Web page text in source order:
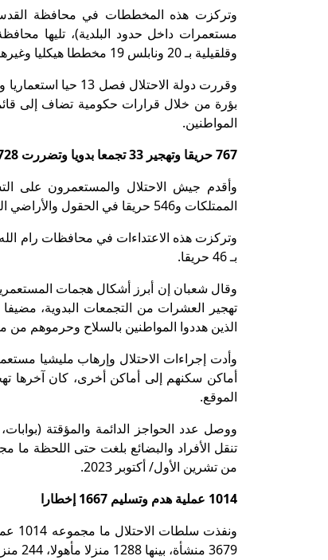
وقلقيلية بـ 20 ونابلس 19 مخططا هيكليا وغيرها.
المواطنين.
767 حريقا وتهجير 33 تجمعا بدويا وتضررت 48728 شجرة
الممتلكات و546 حريقا في الحقول والأراضي الزراعية.
بـ 46 حريقا.
وقال شعبان إن أبرز أشكال هجمات
تهجير العشرات من التجمعات البدوية،
الذين هددوا المواطنين بالسلاح وحرموهم من
أماكن سكنهم إلى أماكن أخرى، كان آخرها
الموقع.
ووصل عدد الحواجز الدائمة والمؤقتة
من تشرين الأول/ أكتوبر 2023.
1014 عملية هدم وتسليم 1667 إخطارا
3679 منشأة، بينها 1288 منزلا مأهولا، 244 منزلا غير مأهول، و962 منشأة زراعية وغيرها.